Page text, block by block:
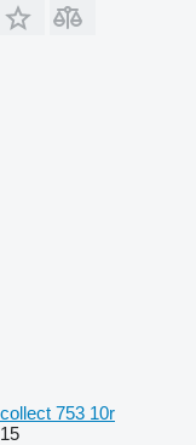
collect 753 10r
15